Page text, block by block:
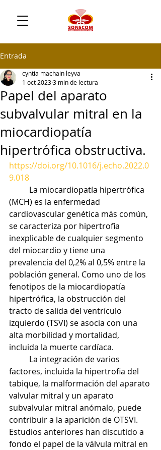
Entrada
Papel del aparato
subvalvular mitral en la
miocardiopatía
hipertrófica obstructiva.
cyntia machain leyva
1 oct 20233 min de lectura
https://doi.org/10.1016/j.echo.2022.0
9.018
(MCH) es la enfermedad
cardiovascular genética más común,
se caracteriza por hipertrofia
inexplicable de cualquier segmento
del miocardio y tiene una
prevalencia del 0,2% al 0,5% entre la
población general. Como uno de los
fenotipos de la miocardiopatía
hipertrófica, la obstrucción del
tracto de salida del ventrículo
izquierdo (TSVI) se asocia con una
alta morbilidad y mortalidad,
incluida la muerte cardíaca.
factores, incluida la hipertrofia del
tabique, la malformación del aparato
valvular mitral y un aparato
subvalvular mitral anómalo, puede
contribuir a la aparición de OTSVI.
Estudios anteriores han discutido a
fondo el papel de la válvula mitral en